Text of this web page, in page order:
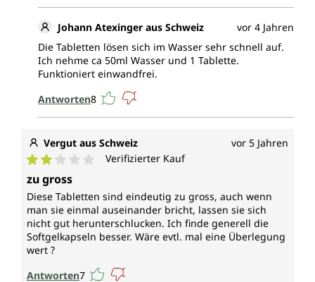
Johann Atexinger aus Schweiz
vor 4 Jahren
Die Tabletten lösen sich im Wasser sehr schnell auf.
Ich nehme ca 50ml Wasser und 1 Tablette.
Funktioniert einwandfrei.
Antworten8
Vergut aus Schweiz vor 5 Jahren
Verifizierter Kauf
zu gross
Diese Tabletten sind eindeutig zu gross, auch wenn
man sie einmal auseinander bricht, lassen sie sich
nicht gut herunterschlucken. Ich finde generell die
Softgelkapseln besser. Wäre evtl. mal eine Überlegung
wert ?
Antworten7